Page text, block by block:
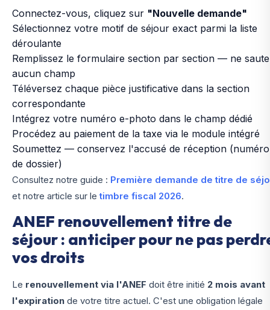
Connectez-vous, cliquez sur "Nouvelle demande"
Sélectionnez votre motif de séjour exact parmi la liste
déroulante
Remplissez le formulaire section par section — ne
aucun champ
Téléversez chaque pièce justificative dans la section
correspondante
Intégrez votre numéro e-photo dans le champ dédié
Procédez au paiement de la taxe via le module intégré
Soumettez — conservez l'accusé de réception (numéro
de dossier)
Consultez notre guide : Première demande de titre de
et notre article sur letimbre fiscal 2026.
ANEF renouvellement titre de
séjour : anticiper pour ne pas
vos droits
Le renouvellement via l'ANEF doit être initié 2 mois avant
l'expiration de votre titre actuel. C'est une obligation légale